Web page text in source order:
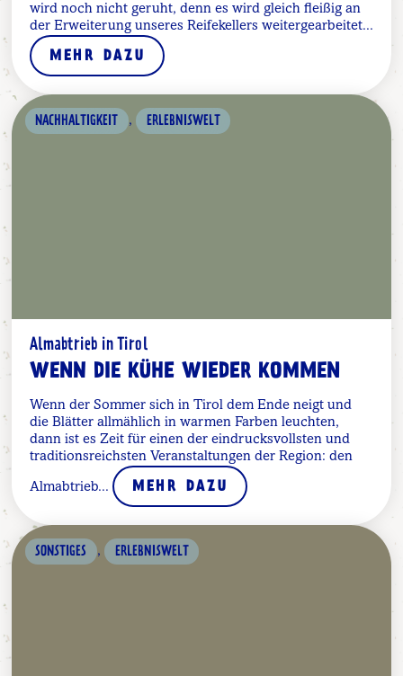
wird noch nicht geruht, denn es wird gleich fleißig an
der Erweiterung unseres Reifekellers weitergearbeitet...
MEHR DAZU
NACHHALTIGKEIT , ERLEBNISWELT
Almabtrieb in Tirol
WENN DIE KÜHE WIEDER KOMMEN
Wenn der Sommer sich in Tirol dem Ende neigt und
die Blätter allmählich in warmen Farben leuchten,
dann ist es Zeit für einen der eindrucksvollsten und
traditionsreichsten Veranstaltungen der Region: den
Almabtrieb... MEHR DAZU
SONSTIGES , ERLEBNISWELT